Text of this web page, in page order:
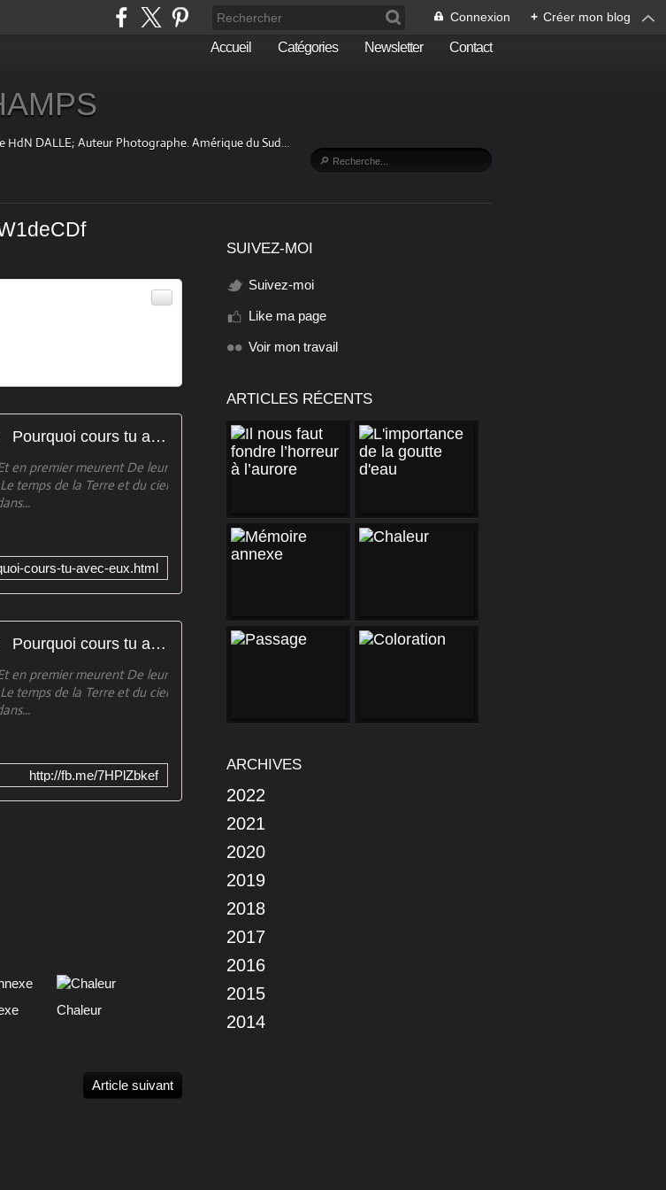
Connexion + Créer mon blog
Accueil Catégories Newsletter Contact
DALLE; Auteur Photographe. Amérique du Sud…
Pourquoi cours tu avec eux ? - Profondeurs de champs
en premier meurent De leur
temps de la Terre et du ciel
cours-tu-avec-eux.html
Pourquoi cours tu avec eux ? - Profondeurs de champs
en premier meurent De leur
temps de la Terre et du ciel
http://fb.me/7HPlZbkef
Chaleur
Article suivant
SUIVEZ-MOI
Suivez-moi
Like ma page
Voir mon travail
ARTICLES RÉCENTS
ARCHIVES
2022
2021
2020
2019
2018
2017
2016
2015
2014